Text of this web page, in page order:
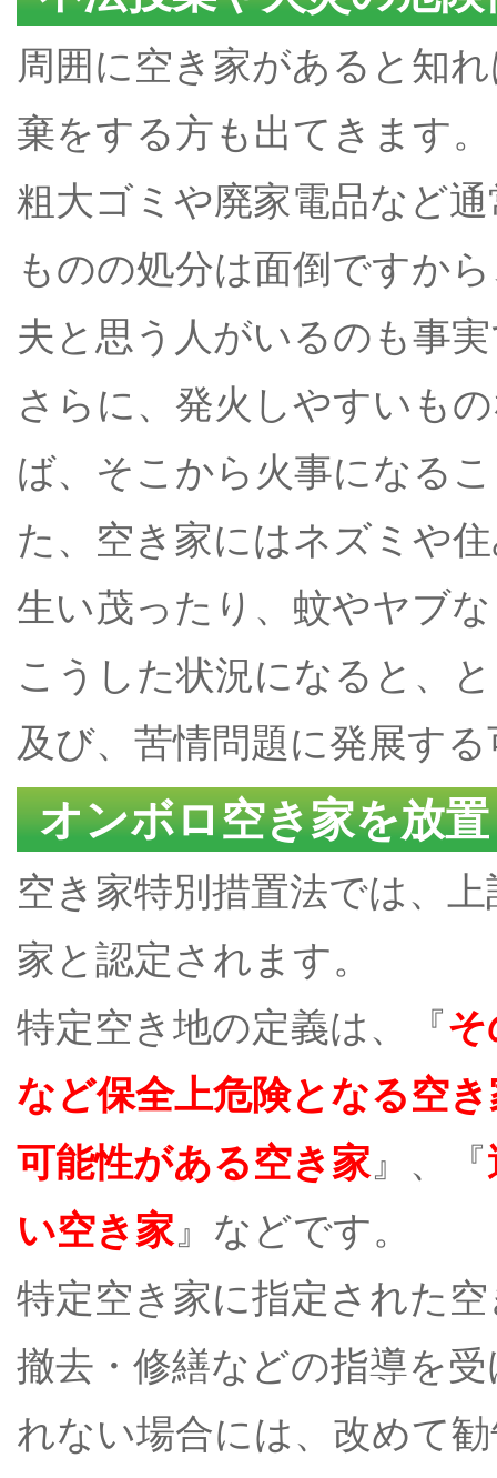
周囲に空き家があると知
棄をする方も出てきます。
粗大ゴミや廃家電品など
ものの処分は面倒ですか
夫と思う人がいるのも事
さらに、発火しやすいも
ば、そこから火事になる
た、空き家にはネズミや
生い茂ったり、蚊やヤブ
こうした状況になると、
及び、苦情問題に発展す
オンボロ空き家を放
空き家特別措置法では、
家と認定されます。
特定空き地の定義は、『
など保全上危険となる空
可能性がある空き家 』、『
い空き家 』などです。
特定空き家に指定された
撤去・修繕などの指導を
れない場合には、改めて